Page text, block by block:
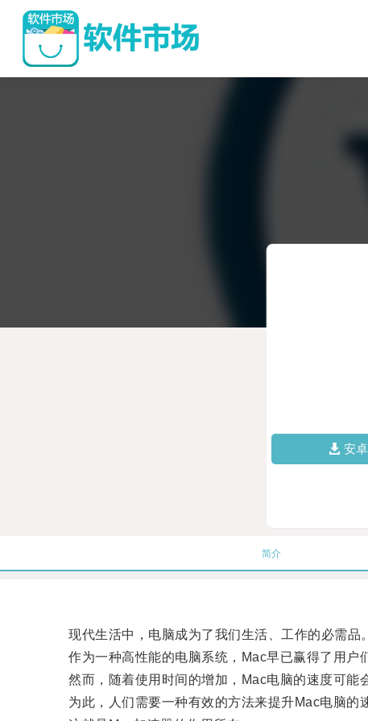
安
简介
现代生活中，电脑成为了我们生活、工作的必需品。
作为一种高性能的电脑系统，Mac早已赢得了用户们
然而，随着使用时间的增加，Mac电脑的速度可能
为此，人们需要一种有效的方法来提升Mac电脑的速